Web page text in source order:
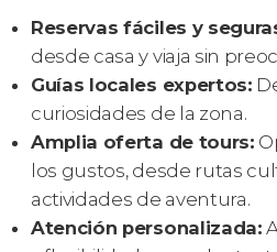
Reservas fáciles y
desde casa y viaja sin
Guías locales expertos:
curiosidades de la zona.
Amplia oferta de tours:
los gustos, desde rutas
actividades de aventura.
Atención personalizada: